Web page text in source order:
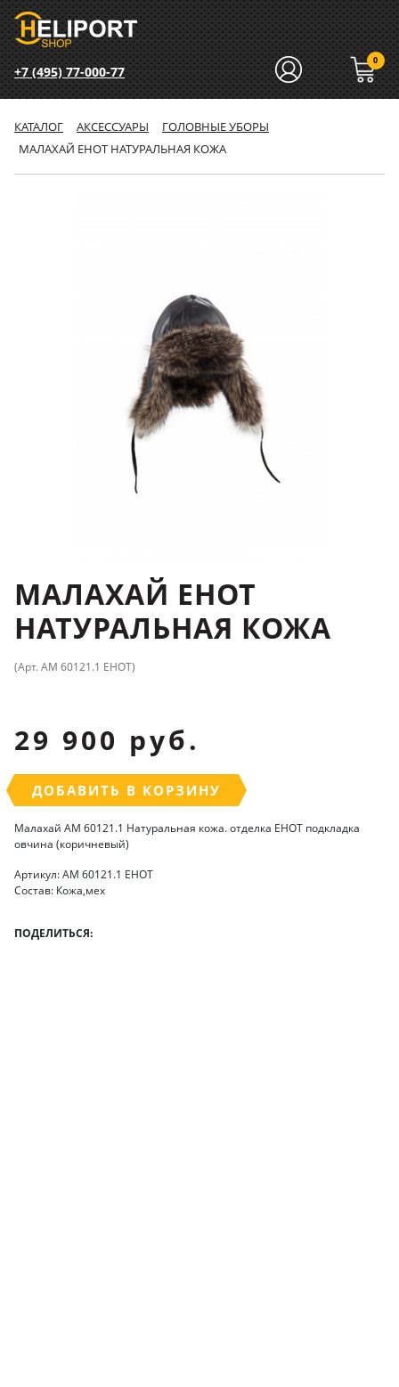
+7 (495) 77-000-77
0
КАТАЛОГ АКСЕССУАРЫ
ГОЛОВНЫЕ УБОРЫ
МАЛАХАЙ ЕНОТ НАТУРАЛЬНАЯ КОЖА
МАЛАХАЙ ЕНОТ
НАТУРАЛЬНАЯ КОЖА
(Арт. АМ 60121.1 ЕНОТ)
29 900 руб.
ДОБАВИТЬ В КОРЗИНУ
Малахай АМ 60121.1 Натуральная кожа. отделка ЕНОТ подкладка
овчина (коричневый)
Артикул: АМ 60121.1 ЕНОТ
Состав: Кожа,мех
ПОДЕЛИТЬСЯ: